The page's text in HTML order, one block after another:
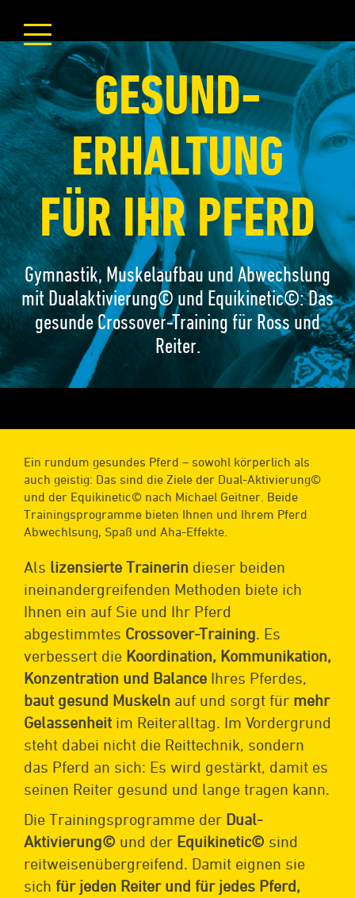
GESUND­
ERHALTUNG
FÜR IHR PFERD
Gymnastik, Muskelaufbau und Abwechslung
mit Dualaktivierung© und Equikinetic©: Das
gesunde Crossover-Training für Ross und
Reiter.
Ein rundum gesundes Pferd – sowohl körperlich als
auch geistig: Das sind die Ziele der Dual-Aktivierung©
und der Equikinetic© nach Michael Geitner. Beide
Trainingsprogramme bieten Ihnen und Ihrem Pferd
Abwechlsung, Spaß und Aha-Effekte.
Als lizensierte Trainerin dieser beiden
ineinandergreifenden Methoden biete ich
Ihnen ein auf Sie und Ihr Pferd
abgestimmtes Crossover-Training. Es
verbessert die Koordination, Kommunikation,
Konzentration und Balance Ihres Pferdes,
baut gesund Muskeln auf und sorgt für mehr
Gelassenheit im Reiteralltag. Im Vordergrund
steht dabei nicht die Reittechnik, sondern
das Pferd an sich: Es wird gestärkt, damit es
seinen Reiter gesund und lange tragen kann.
Die Trainingsprogramme der Dual-
Aktivierung© und der Equikinetic© sind
reitweisenübergreifend. Damit eignen sie
sich für jeden Reiter und für jedes Pferd,